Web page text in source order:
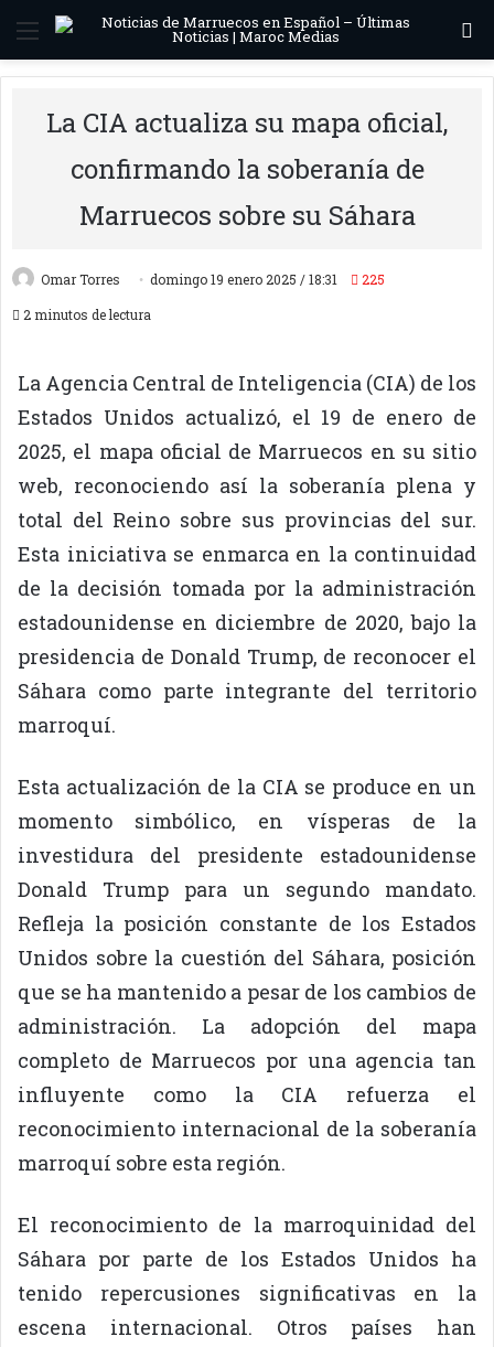
Menú
La CIA actualiza su mapa oficial,
confirmando la soberanía de
Marruecos sobre su Sáhara
Omar Torres domingo 19 enero 2025 / 18:31
225
2 minutos de lectura
La Agencia Central de Inteligencia (CIA) de los
Estados Unidos actualizó, el 19 de enero de
2025, el mapa oficial de Marruecos en su sitio
web, reconociendo así la soberanía plena y
total del Reino sobre sus provincias del sur.
Esta iniciativa se enmarca en la continuidad
de la decisión tomada por la administración
estadounidense en diciembre de 2020, bajo la
presidencia de Donald Trump, de reconocer el
Sáhara como parte integrante del territorio
marroquí.
Esta actualización de la CIA se produce en un
momento simbólico, en vísperas de la
investidura del presidente estadounidense
Donald Trump para un segundo mandato.
Refleja la posición constante de los Estados
Unidos sobre la cuestión del Sáhara, posición
que se ha mantenido a pesar de los cambios de
administración. La adopción del mapa
completo de Marruecos por una agencia tan
influyente como la CIA refuerza el
reconocimiento internacional de la soberanía
marroquí sobre esta región.
El reconocimiento de la marroquinidad del
Sáhara por parte de los Estados Unidos ha
tenido repercusiones significativas en la
escena internacional. Otros países han